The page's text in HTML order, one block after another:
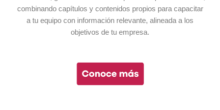
combinando capítulos y contenidos propios para capacitar
a tu equipo con información relevante, alineada a los
objetivos de tu empresa.